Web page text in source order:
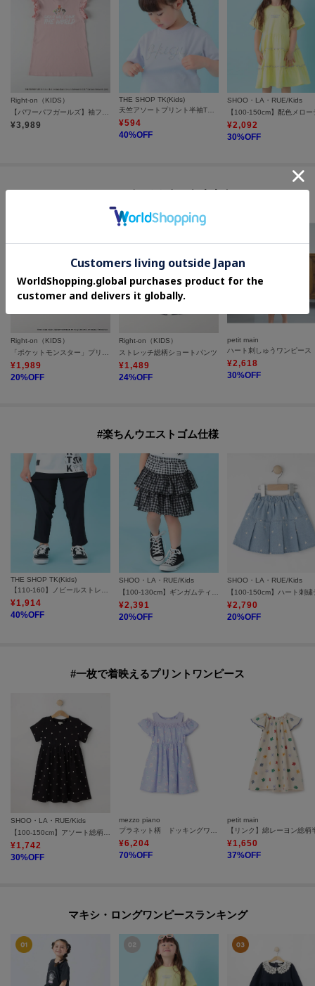
Right-on（KIDS）
【パワーパフガールズ】袖フリルワンピース
¥3,989
THE SHOP TK(Kids)
天竺アソートプリント半袖Tシャツ 幾何学アート、スパンコール、飛行機
¥594
40%OFF
SHOO・LA・RUE/Kids
¥2,092
30%OFF
Right-on（KIDS）
¥1,989
20%OFF
Right-on（KIDS）
ストレッチ総柄ショートパンツ
¥1,489
24%OFF
petit main
ハート刺しゅうワンピース
¥2,618
30%OFF
#楽ちんウエストゴム仕様
THE SHOP TK(Kids)
【110-160】ノビールストレートパンツ
¥1,914
40%OFF
SHOO・LA・RUE/Kids
【100-130cm】ギンガムティアードスカート
¥2,391
20%OFF
SHOO・LA・RUE/Kids
¥2,790
20%OFF
#一枚で着映えるプリントワンピース
SHOO・LA・RUE/Kids
¥1,742
30%OFF
mezzo piano
¥6,204
70%OFF
petit main
¥1,650
37%OFF
マキシ・ロングワンピースランキング